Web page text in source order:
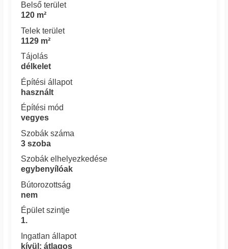
Belső terület
120 m²
Telek terület
1129 m²
Tájolás
délkelet
Építési állapot
használt
Építési mód
vegyes
Szobák száma
3 szoba
Szobák elhelyezkedése
egybenyílóak
Bútorozottság
nem
Épület szintje
1.
Ingatlan állapot
kívül: átlagos